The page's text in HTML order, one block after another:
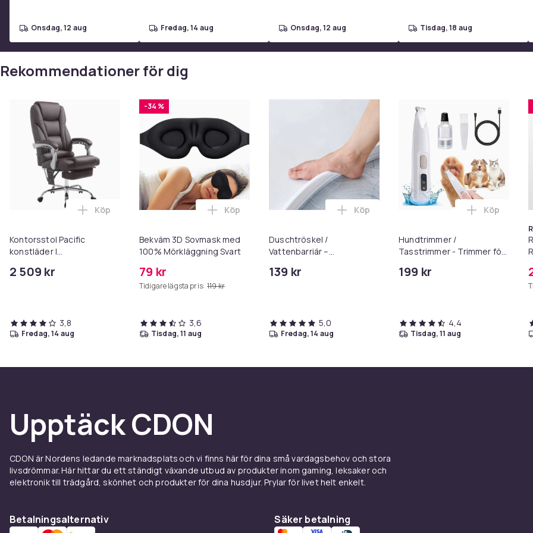
onsdag, 12 aug fredag, 14 aug onsdag, 12 aug tisdag, 18 aug
Rekommendationer för dig
Kontorsstol Pacific
konstläder I
höjdjusterbar I fotstöd
2 509 kr
Lägg till Kontorsstol Pacific konstläder I massagefunktion I höjdjusterbar I fotstöd i varukorgen
Köp
3,8
fredag, 14 aug
-34 %
Bekväm 3D Sovmask med
100% Mörkläggning Svart
79 kr
Tidigare lägsta pris: 119 kr
Lägg till Bekväm 3D Sovmask med 100% Mörkläggning Svart i varukorgen
Köp
3,6
tisdag, 11 aug
Duschtröskel /
Vattenbarriär –
Håll ditt badrum torrt och
139 kr
Lägg till Duschtröskel / Vattenbarriär –
Köp
5,0
fredag, 14 aug
Hundtrimmer /
Tasstrimmer - Trimmer för
199 kr
Lägg till
Köp
4,4
tisdag, 11 aug
Upptäck CDON
CDON är Nordens ledande marknadsplats och vi finns här för dina små vardagsbehov och stora
livsdrömmar. Här hittar du ett ständigt växande utbud av produkter inom gaming, leksaker och
elektronik till trädgård, skönhet och produkter för dina husdjur. Prylar för livet helt enkelt.
Betalningsalternativ Säker betalning